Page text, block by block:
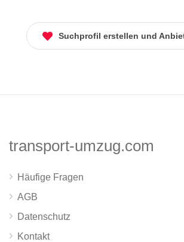
Suchprofil erstellen und
transport-umzug.com
Häufige Fragen
AGB
Datenschutz
Kontakt